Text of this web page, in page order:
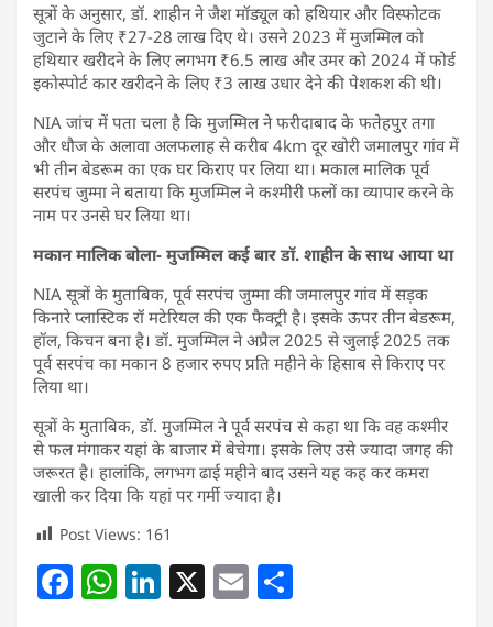
सूत्रों के अनुसार, डॉ. शाहीन ने जैश मॉड्यूल को हथियार और विस्फोटक
जुटाने के लिए ₹27-28 लाख दिए थे। उसने 2023 में मुजम्मिल को
हथियार खरीदने के लिए लगभग ₹6.5 लाख और उमर को 2024 में फोर्ड
इकोस्पोर्ट कार खरीदने के लिए ₹3 लाख उधार देने की पेशकश की थी।
NIA जांच में पता चला है कि मुजम्मिल ने फरीदाबाद के फतेहपुर तगा
और धौज के अलावा अलफलाह से करीब 4km दूर खोरी जमालपुर गांव में
भी तीन बेडरूम का एक घर किराए पर लिया था। मकाल मालिक पूर्व
सरपंच जुम्मा ने बताया कि मुजम्मिल ने कश्मीरी फलों का व्यापार करने के
नाम पर उनसे घर लिया था।
मकान मालिक बोला- मुजम्मिल कई बार डॉ. शाहीन के साथ आया था
NIA सूत्रों के मुताबिक, पूर्व सरपंच जुम्मा की जमालपुर गांव में सड़क
किनारे प्लास्टिक रॉ मटेरियल की एक फैक्ट्री है। इसके ऊपर तीन बेडरूम,
हॉल, किचन बना है। डॉ. मुजम्मिल ने अप्रैल 2025 से जुलाई 2025 तक
पूर्व सरपंच का मकान 8 हजार रुपए प्रति महीने के हिसाब से किराए पर
लिया था।
सूत्रों के मुताबिक, डॉ. मुजम्मिल ने पूर्व सरपंच से कहा था कि वह कश्मीर
से फल मंगाकर यहां के बाजार में बेचेगा। इसके लिए उसे ज्यादा जगह की
जरूरत है। हालांकि, लगभग ढाई महीने बाद उसने यह कह कर कमरा
खाली कर दिया कि यहां पर गर्मी ज्यादा है।
Post Views: 161
F W Li X E